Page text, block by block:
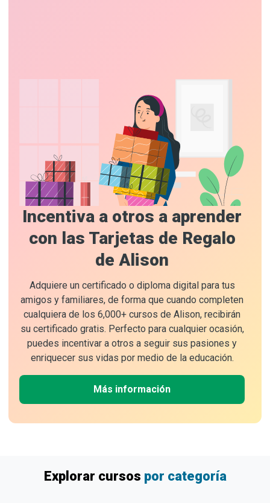
Incentiva a otros a aprender
con las Tarjetas de Regalo
de Alison
Adquiere un certificado o diploma digital para tus
amigos y familiares, de forma que cuando completen
cualquiera de los 6,000+ cursos de Alison, recibirán
su certificado gratis. Perfecto para cualquier ocasión,
puedes incentivar a otros a seguir sus pasiones y
enriquecer sus vidas por medio de la educación.
Más información
Explorar cursos por categoría